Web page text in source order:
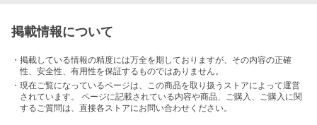
掲載情報について
・掲載している情報の精度には万全を期しておりますが、その内容の正確
性、安全性、有用性を保証するものではありません。
・現在ご覧になっているページは、この商品を取り扱うストアによって運営
されています。 ページに記載されている内容や商品、ご購入 、ご購入に関
するご質問は、直接各ストアにお問い合わせください。